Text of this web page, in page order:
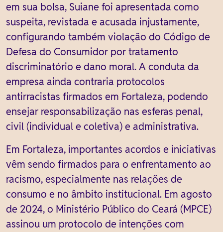
em sua bolsa, Suiane foi apresentada como
suspeita, revistada e acusada injustamente,
configurando também violação do Código de
Defesa do Consumidor por tratamento
discriminatório e dano moral. A conduta da
empresa ainda contraria protocolos
antirracistas firmados em Fortaleza, podendo
ensejar responsabilização nas esferas penal,
civil (individual e coletiva) e administrativa.
Em Fortaleza, importantes acordos e iniciativas
vêm sendo firmados para o enfrentamento ao
racismo, especialmente nas relações de
consumo e no âmbito institucional. Em agosto
de 2024, o Ministério Público do Ceará (MPCE)
assinou um protocolo de intenções com